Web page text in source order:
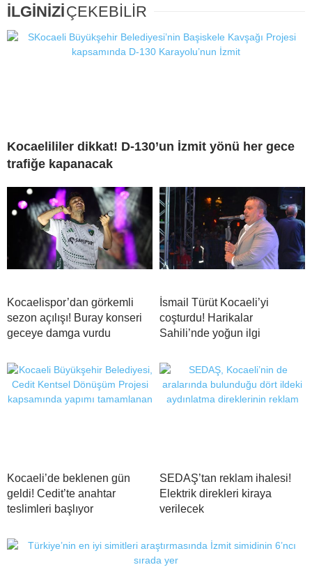
İLGİNİZİÇEKEBİLİR
Kocaelililer dikkat! D-130’un İzmit yönü her gece
trafiğe kapanacak
Kocaelispor’dan görkemli
sezon açılışı! Buray konseri
geceye damga vurdu
İsmail Türüt Kocaeli’yi
coşturdu! Harikalar
Sahili’nde yoğun ilgi
Kocaeli’de beklenen gün
geldi! Cedit’te anahtar
teslimleri başlıyor
SEDAŞ’tan reklam ihalesi!
Elektrik direkleri kiraya
verilecek